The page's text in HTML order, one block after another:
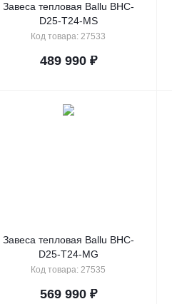
Завеса тепловая Ballu BHC-
D25-T24-MS
Код товара: 27533
489 990₽
Завеса тепловая Ballu BHC-
D25-T24-MG
Код товара: 27535
569 990₽